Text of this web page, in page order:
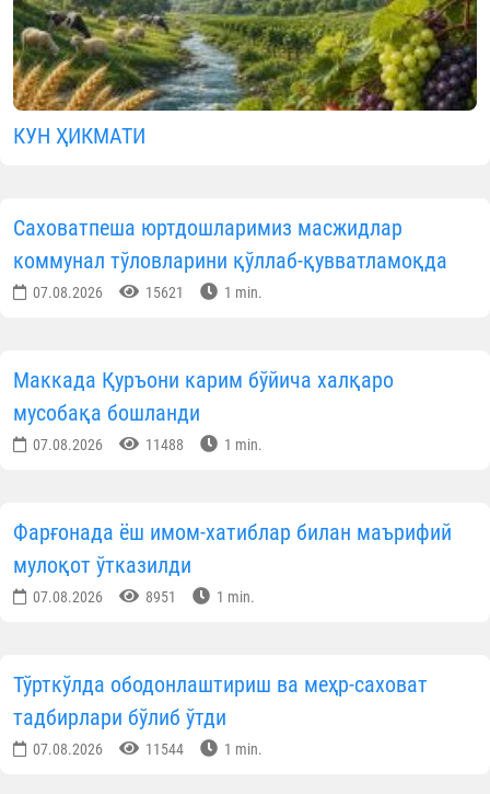
КУН ҲИКМАТИ
Саховатпеша юртдошларимиз масжидлар
коммунал тўловларини қўллаб-қувватламоқда
07.08.2026 15621 1 min.
Маккада Қуръони карим бўйича халқаро
мусобақа бошланди
07.08.2026 11488 1 min.
Фарғонада ёш имом-хатиблар билан маърифий
мулоқот ўтказилди
07.08.2026 8951 1 min.
Тўрткўлда ободонлаштириш ва меҳр-саховат
тадбирлари бўлиб ўтди
07.08.2026 11544 1 min.